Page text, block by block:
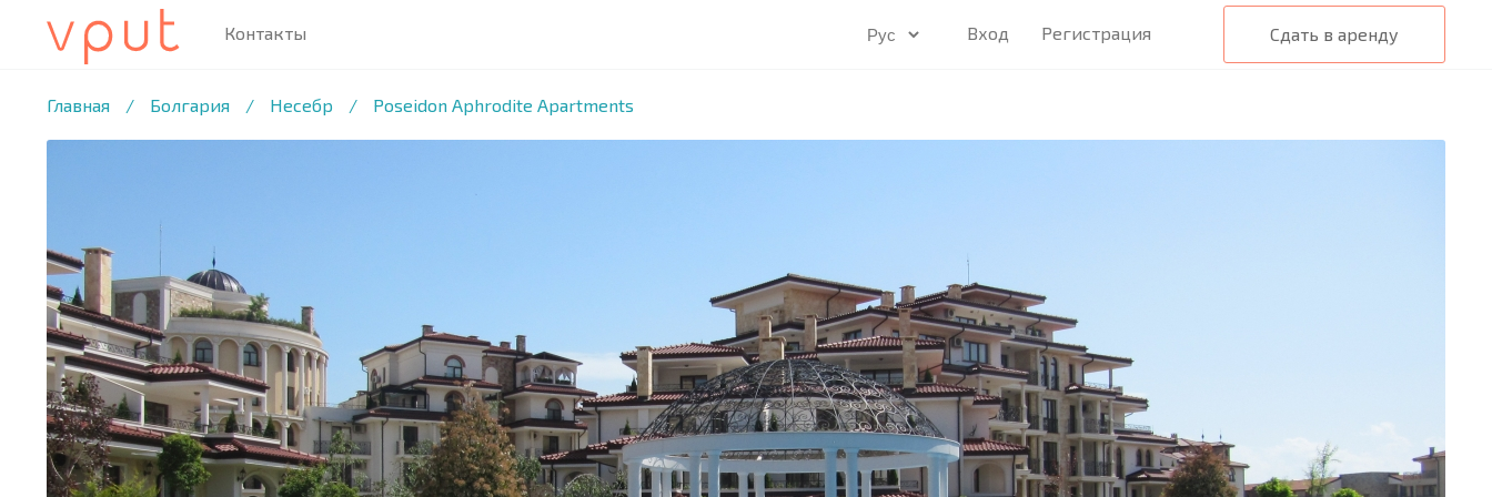
Сдать в аренду
Вход Регистрация
Контакты
Главная / Болгария / Несебр / Poseidon Aphrodite Apartments
1 /60 ФОТО